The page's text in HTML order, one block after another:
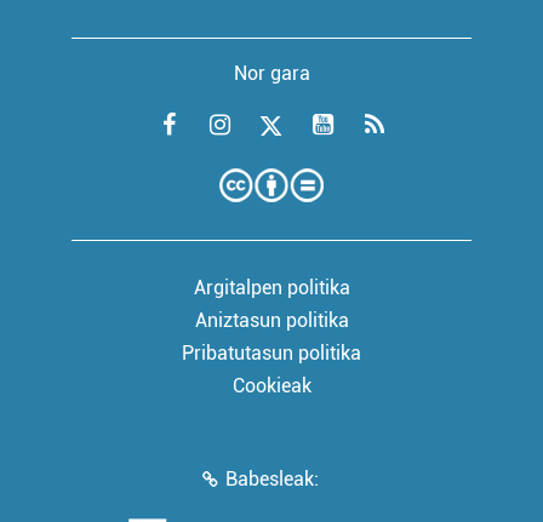
Nor gara
Argitalpen politika
Aniztasun politika
Pribatutasun politika
Cookieak
Babesleak: